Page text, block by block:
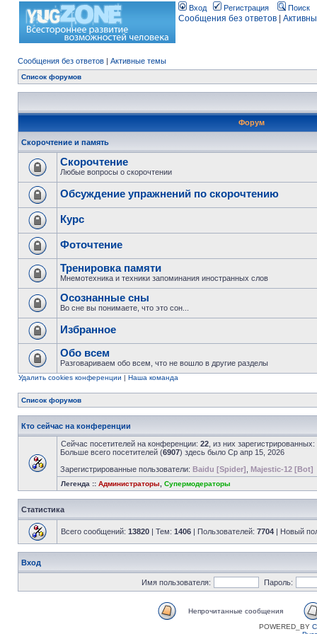
Вход Регистрация Поиск
Сообщения без ответов
Сообщения без ответов | Активные темы
Список форумов
Форум
Скорочтение и память
Скорочтение
Любые вопросы о скорочтении
Обсуждение упражнений по скорочтению
Курс
Фоточтение
Тренировка памяти
Мнемотехника и техники запоминания иностранных слов
Осознанные сны
Во сне вы понимаете, что это сон...
Избранное
Обо всем
Разговариваем обо всем, что не вошло в другие разделы
Удалить cookies конференции | Наша команда
Список форумов
Кто сейчас на конференции
Сейчас посетителей на конференции: 22 , из них
Больше всего посетителей (6907) здесь было Ср апр 15, 2026
Зарегистрированные пользователи: Baidu [Spider] Majestic-12 [Bot]
Легенда :: Администраторы Супермодераторы
Статистика
Всего сообщений: 13820 | Тем: 1406 | Пользователей: 7704 | Новый
Вход
Имя пользователя: Пароль:
Непрочитанные сообщения
POWERED_BY